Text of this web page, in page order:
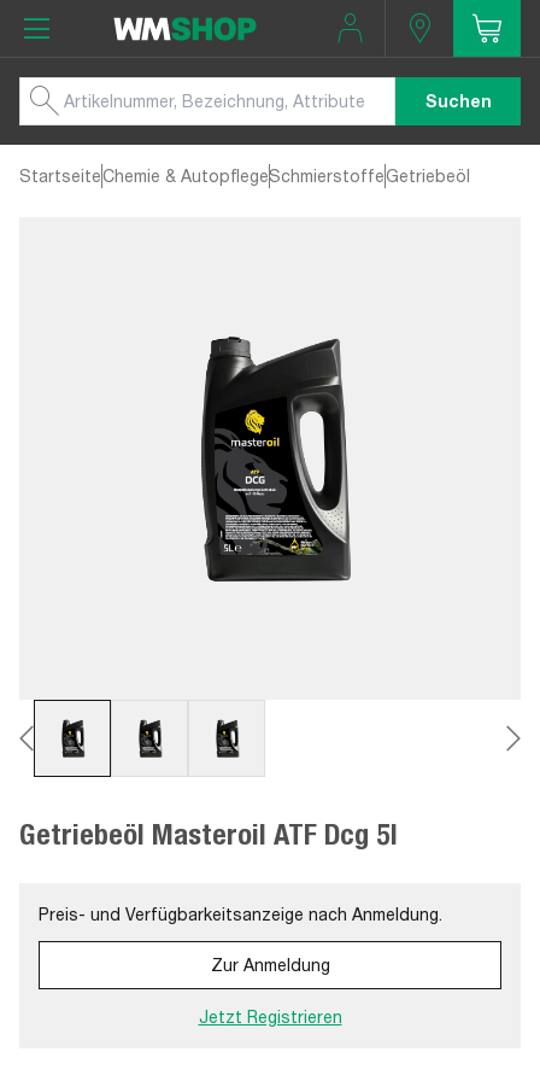
Suchen
StartseiteChemie & AutopflegeSchmierstoffeGetriebeöl
Getriebeöl Masteroil ATF Dcg 5l
Preis- und Verfügbarkeitsanzeige nach Anmeldung.
Zur Anmeldung
Jetzt Registrieren